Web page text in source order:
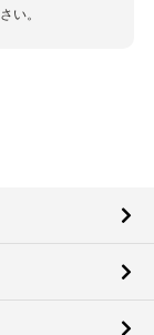
い。